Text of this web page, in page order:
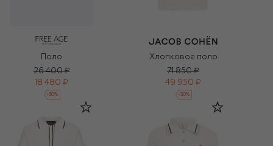
Поло
26 400 ₽
18 480 ₽
-30%
Хлопковое поло
71 850 ₽
49 950 ₽
-30%